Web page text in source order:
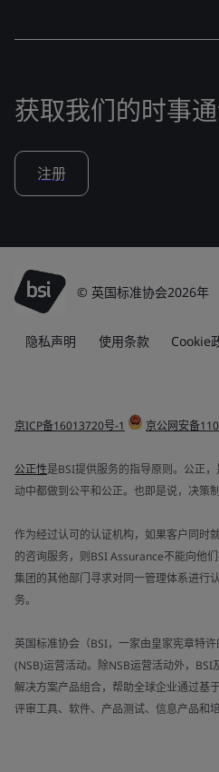
获取我们的时事
注册
© 英国标准协会2026年
隐私声明 使用条款 Cookie
京ICP备16013720号-1 京公网安备
公正性是BSI提供服务的指导原则。公正
动中都做到公平和公正。也即是说，决策
作为经过认可的认证机构，如果客户同时
的咨询服务，则BSI Assurance不能向他
集团的其他部门寻求对同一管理体系进行
务。
英国标准协会（BSI，一家由皇家宪章特
(NSB)运营活动。除NSB运营活动外，
解决方案产品组合，帮助全球企业通过基
评审工具、软件、产品测试、信息产品和